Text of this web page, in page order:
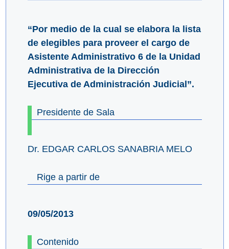
“Por medio de la cual se elabora la lista
de elegibles para proveer el cargo de
Asistente Administrativo 6 de la Unidad
Administrativa de la Dirección
Ejecutiva de Administración Judicial”.
Presidente de Sala
Dr. EDGAR CARLOS SANABRIA MELO
Rige a partir de
09/05/2013
Contenido